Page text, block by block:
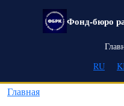
Перейти к основному
Фонд-бюро
RU
Главная